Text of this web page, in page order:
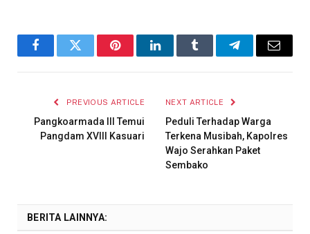
FacebookTwitter PinterestLinkedInTumblr TelegramEmail
PREVIOUS ARTICLE
Pangkoarmada III Temui
Pangdam XVIII Kasuari
NEXT ARTICLE
Peduli Terhadap Warga
Terkena Musibah, Kapolres
Wajo Serahkan Paket
Sembako
BERITA LAINNYA: